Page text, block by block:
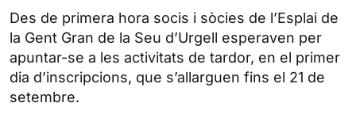
Des de primera hora socis i sòcies de l’Esplai de
la Gent Gran de la Seu d’Urgell esperaven per
apuntar-se a les activitats de tardor, en el primer
dia d’inscripcions, que s’allarguen fins el 21 de
setembre.